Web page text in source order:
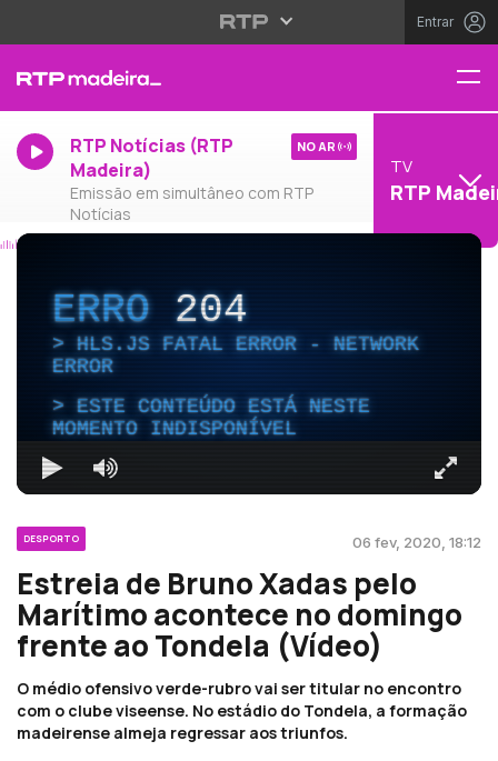
Entrar
RTP Notícias (RTP
Madeira)
Emissão em simultâneo com RTP
Notícias
NO AR
TV
RTP
ERRO204
HLS.JS FATAL ERROR - NETWORK
ERROR
ESTE CONTEÚDO ESTÁ NESTE
MOMENTO INDISPONÍVEL
DESPORTO 06 fev, 2020, 18:12
Estreia de Bruno Xadas pelo
Marítimo acontece no domingo
frente ao Tondela (Vídeo)
O médio ofensivo verde-rubro vai ser titular no encontro
com o clube viseense. No estádio do Tondela, a formação
madeirense almeja regressar aos triunfos.